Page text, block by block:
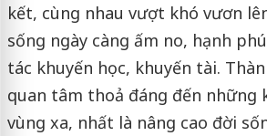
kết, cùng nhau vượt khó vươn
sống ngày càng ấm no, hạnh
tác khuyến học, khuyến tài.
quan tâm thoả đáng đến những
vùng xa, nhất là nâng cao đời